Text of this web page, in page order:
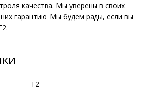
качества. Мы уверены в своих
гарантию. Мы будем рады, если вы
Т2